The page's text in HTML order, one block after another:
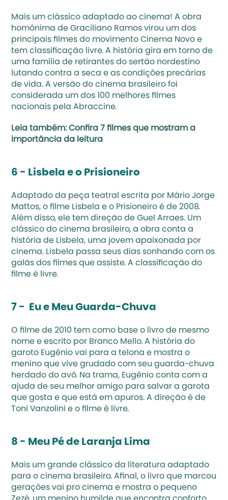
Mais um clássico adaptado ao cinema! A obra
homônima de Graciliano Ramos virou um dos
principais filmes do movimento Cinema Novo e
tem classificação livre. A história gira em torno de
uma família de retirantes do sertão nordestino
lutando contra a seca e as condições precárias
de vida. A versão do cinema brasileiro foi
considerada um dos 100 melhores filmes
nacionais pela Abraccine.
Leia também: Confira 7 filmes que mostram a
importância da leitura
6 - Lisbela e o Prisioneiro
Adaptado da peça teatral escrita por Mário Jorge
Mattos, o filme Lisbela e o Prisioneiro é de 2008.
Além disso, ele tem direção de Guel Arraes. Um
clássico do cinema brasileiro, a obra conta a
história de Lisbela, uma jovem apaixonada por
cinema. Lisbela passa seus dias sonhando com os
galãs dos filmes que assiste. A classificação do
filme é livre.
7 -  Eu e Meu Guarda-Chuva
O filme de 2010 tem como base o livro de mesmo
nome e escrito por Branco Mello. A história do
garoto Eugênio vai para a telona e mostra o
menino que vive grudado com seu guarda-chuva
herdado do avô. Na trama, Eugênio conta com a
ajuda de seu melhor amigo para salvar a garota
que gosta e que está em apuros. A direção é de
Toni Vanzolini e o filme é livre.
8 - Meu Pé de Laranja Lima
Mais um grande clássico da literatura adaptado
para o cinema brasileiro. Afinal, o livro que marcou
gerações vai pro cinema e mostra o pequeno